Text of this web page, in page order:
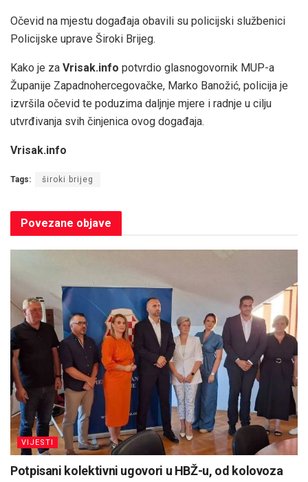
Očevid na mjestu događaja obavili su policijski službenici
Policijske uprave Široki Brijeg.
Kako je za Vrisak.info potvrdio glasnogovornik MUP-a
Županije Zapadnohercegovačke, Marko Banožić, policija je
izvršila očevid te poduzima daljnje mjere i radnje u cilju
utvrđivanja svih činjenica ovog događaja.
Vrisak.info
Tags: široki brijeg
Povezane objave
VIJESTI
Potpisani kolektivni ugovori u HBŽ-u, od kolovoza